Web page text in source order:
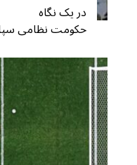
در یک نگاه
حکومت نظامی
S
a
o
r